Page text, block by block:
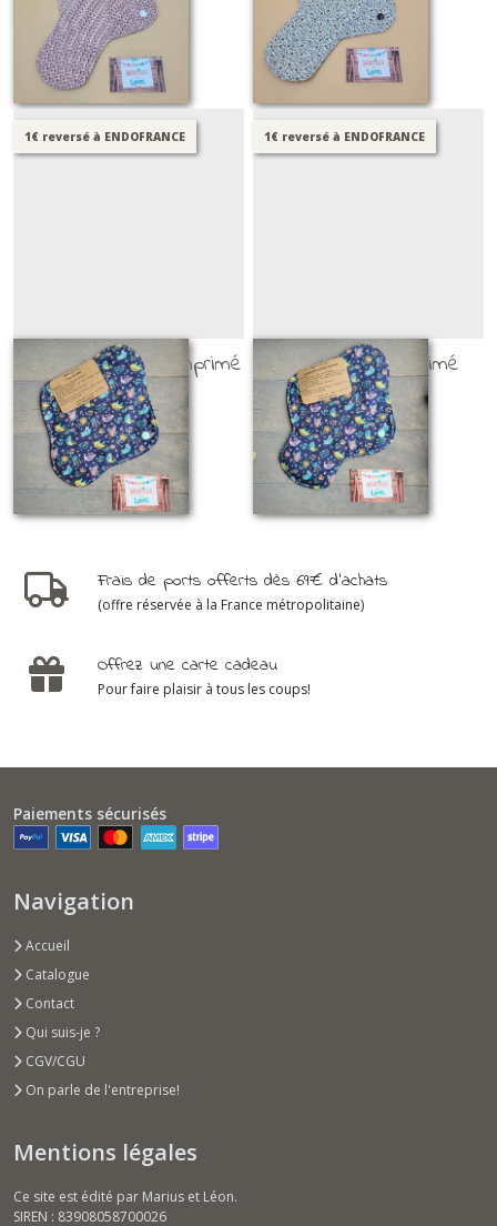
PSL ET SHL
16
PSL ET SHL
16€75
1€ reversé à ENDOFRANCE
PSL / SHL flux + (imprimé
oiseaux)
PSL ET SHL
14€35
1€ reversé à ENDOFRANCE
SHL flux ++ (imprimé
oiseaux)
PSL ET SHL
15€25
Frais de ports offerts dès 69€ d'achats
(offre réservée à la France métropolitaine)
Offrez une carte cadeau
Pour faire plaisir à tous les coups!
Paiements sécurisés
Navigation
Accueil
Catalogue
Contact
Qui suis-je ?
CGV/CGU
On parle de l'entreprise!
Mentions légales
Ce site est édité par Marius et Léon.
SIREN : 83908058700026